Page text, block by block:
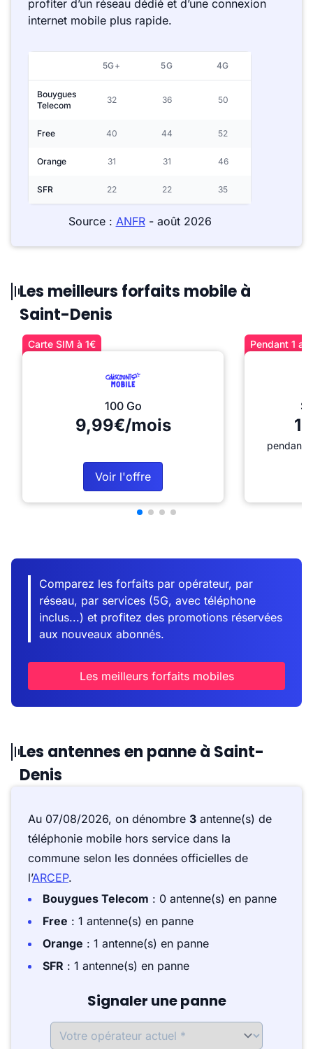
profiter d’un réseau dédié et d’une connexion
internet mobile plus rapide.
5G+ 5G 4G
Bouygues
Telecom
32 36 50
Free 40 44 52
Orange 31 31 46
SFR 22 22 35
Source : ANFR- août 2026
Les meilleurs forfaits mobile à
Saint-Denis
Carte SIM à 1€
100 Go
9,99€/mois
Voir l'offre
Pendant 1
pendant
Comparez les forfaits par opérateur, par
réseau, par services (5G, avec téléphone
inclus...) et profitez des promotions réservées
aux nouveaux abonnés.
Les meilleurs forfaits mobiles
Les antennes en panne à Saint-
Denis
Au 07/08/2026, on dénombre 3 antenne(s) de
téléphonie mobile hors service dans la
commune selon les données officielles de
l’ARCEP.
Bouygues Telecom : 0 antenne(s) en panne
Free : 1 antenne(s) en panne
Orange : 1 antenne(s) en panne
SFR : 1 antenne(s) en panne
Signaler une panne